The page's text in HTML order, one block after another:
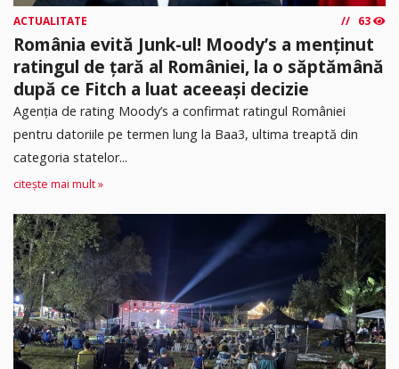
ACTUALITATE 63
România evită Junk-ul! Moody’s a menținut
ratingul de țară al României, la o săptămână
după ce Fitch a luat aceeași decizie
Agenția de rating Moody’s a confirmat ratingul României
pentru datoriile pe termen lung la Baa3, ultima treaptă din
categoria statelor...
citește mai mult »